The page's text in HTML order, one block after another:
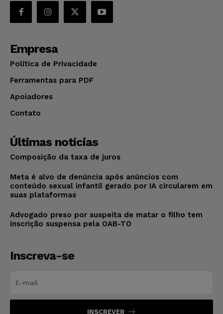
Empresa
Política de Privacidade
Ferramentas para PDF
Apoiadores
Contato
Últimas notícias
Composição da taxa de juros
Meta é alvo de denúncia após anúncios com
conteúdo sexual infantil gerado por IA circularem em
suas plataformas
Advogado preso por suspeita de matar o filho tem
inscrição suspensa pela OAB-TO
Inscreva-se
INSCREVER